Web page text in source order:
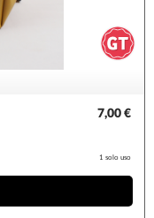
7,00 €
1 solo uso